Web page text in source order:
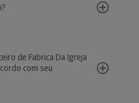
de Fabrica Da Igreja
com seu